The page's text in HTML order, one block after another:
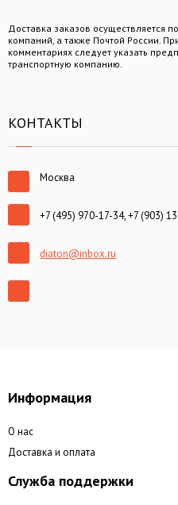
Доставка заказов осуществляется
компаний, а также Почтой России.
комментариях следует указать
транспортную компанию.
КОНТАКТЫ
Москва
+7 (495) 970-17-34, +7 (903)
diaton@inbox.ru
Информация
О нас
Доставка и оплата
Служба поддержки